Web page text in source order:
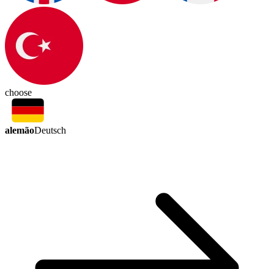
choose
alemãoDeutsch